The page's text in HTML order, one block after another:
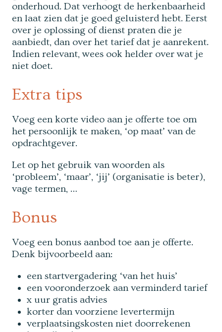
onderhoud. Dat verhoogt de herkenbaarheid
en laat zien dat je goed geluisterd hebt. Eerst
over je oplossing of dienst praten die je
aanbiedt, dan over het tarief dat je aanrekent.
Indien relevant, wees ook helder over wat je
niet doet.
Extra tips
Voeg een korte video aan je offerte toe om
het persoonlijk te maken, ‘op maat’ van de
opdrachtgever.
Let op het gebruik van woorden als
‘probleem’, ‘maar’, ‘jij’ (organisatie is beter),
vage termen, …
Bonus
Voeg een bonus aanbod toe aan je offerte.
Denk bijvoorbeeld aan:
een startvergadering ‘van het huis’
een vooronderzoek aan verminderd tarief
x uur gratis advies
korter dan voorziene levertermijn
verplaatsingskosten niet doorrekenen